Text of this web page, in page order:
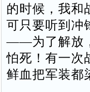
的时候，我和
可只要听到冲
——为了解放
怕死！有一次
鲜血把军装都